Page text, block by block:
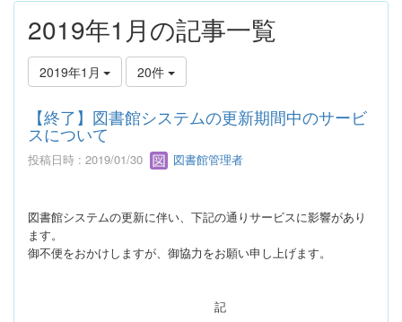
2019年1月の記事一覧
2019年1月 20件
【終了】図書館システムの更新期間中のサービ
スについて
投稿日時 : 2019/01/30 図書館管理者
図書館システムの更新に伴い、下記の通りサービスに影響があり
ます。
御不便をおかけしますが、御協力をお願い申し上げます。
記